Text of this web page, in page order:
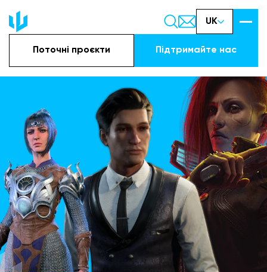
UK
Поточні проєкти Підтримайте наc